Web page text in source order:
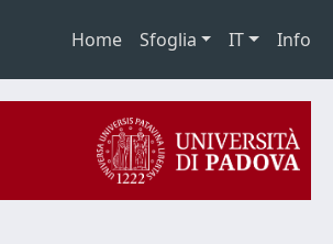
Home Sfoglia IT Info